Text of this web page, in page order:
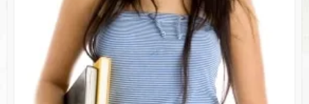
Commencer maintenant
En soumettant ce formulaire vous acceptez la politique de confidentialité du site.